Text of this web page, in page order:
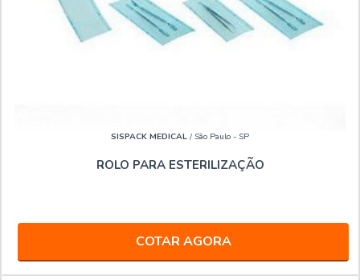
SISPACK MEDICAL / São Paulo - SP
ROLO PARA ESTERILIZAÇÃO
COTAR AGORA